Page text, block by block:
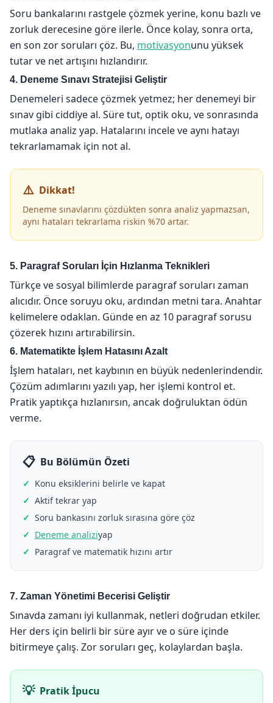
Soru bankalarını rastgele çözmek yerine, konu bazlı ve
zorluk derecesine göre ilerle. Önce kolay, sonra orta,
en son zor soruları çöz. Bu, motivasyonunu yüksek
tutar ve net artışını hızlandırır.
4. Deneme Sınavı Stratejisi Geliştir
Denemeleri sadece çözmek yetmez; her denemeyi bir
sınav gibi ciddiye al. Süre tut, optik oku, ve sonrasında
mutlaka analiz yap. Hatalarını incele ve aynı hatayı
tekrarlamamak için not al.
Dikkat!
Deneme sınavlarını çözdükten sonra analiz yapmazsan,
aynı hataları tekrarlama riskin %70 artar.
5. Paragraf Soruları İçin Hızlanma Teknikleri
Türkçe ve sosyal bilimlerde paragraf soruları zaman
alıcıdır. Önce soruyu oku, ardından metni tara. Anahtar
kelimelere odaklan. Günde en az 10 paragraf sorusu
çözerek hızını artırabilirsin.
6. Matematikte İşlem Hatasını Azalt
İşlem hataları, net kaybının en büyük nedenlerindendir.
Çözüm adımlarını yazılı yap, her işlemi kontrol et.
Pratik yaptıkça hızlanırsın, ancak doğruluktan ödün
verme.
Bu Bölümün Özeti
Konu eksiklerini belirle ve kapat
Aktif tekrar yap
Soru bankasını zorluk sırasına göre çöz
Deneme analiziyap
Paragraf ve matematik hızını artır
7. Zaman Yönetimi Becerisi Geliştir
Sınavda zamanı iyi kullanmak, netleri doğrudan etkiler.
Her ders için belirli bir süre ayır ve o süre içinde
bitirmeye çalış. Zor soruları geç, kolaylardan başla.
Pratik İpucu